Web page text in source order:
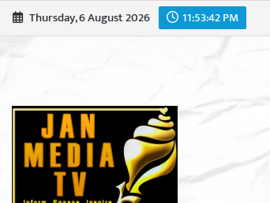
Skip
to
Thursday, 6 August 2026 11:53:44 PM